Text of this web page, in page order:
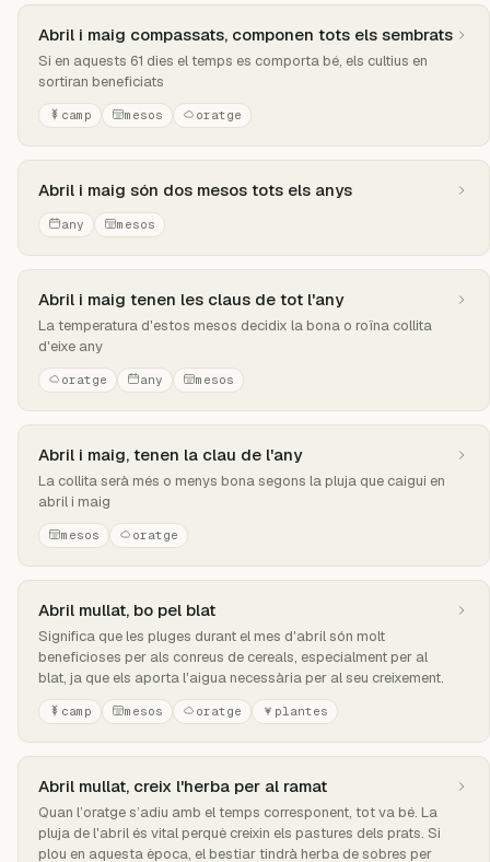
Abril i maig compassats, componen tots els sembrats
Si en aquests 61 dies el temps es comporta bé, els cultius en
sortiran beneficiats
camp mesos oratge
Abril i maig són dos mesos tots els anys
any mesos
Abril i maig tenen les claus de tot l'any
La temperatura d'estos mesos decidix la bona o roïna collita
d'eixe any
oratge any mesos
Abril i maig, tenen la clau de l'any
La collita serà més o menys bona segons la pluja que caigui en
abril i maig
mesos oratge
Abril mullat, bo pel blat
Significa que les pluges durant el mes d'abril són molt
beneficioses per als conreus de cereals, especialment per al
blat, ja que els aporta l'aigua necessària per al seu creixement.
camp mesos oratge plantes
Abril mullat, creix l'herba per al ramat
Quan l’oratge s’adiu amb el temps corresponent, tot va bé. La
pluja de l'abril és vital perquè creixin els pastures dels prats. Si
plou en aquesta època, el bestiar tindrà herba de sobres per